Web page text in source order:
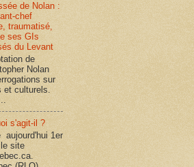
de Nolan :
chef
traumatisé,
ses GIs
du Levant
de
Nolan
sur
culturels.
s'agit-il ?
aujourd'hui 1er
site